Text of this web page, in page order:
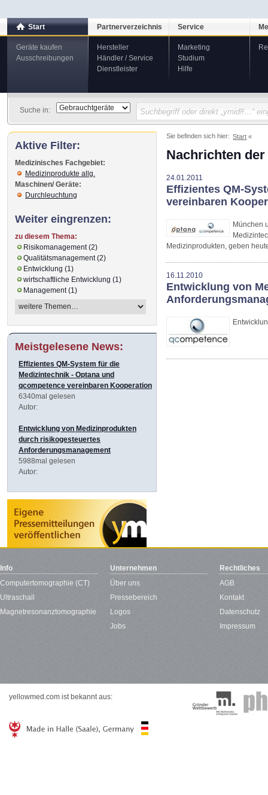
Start
Geräte kaufen
Ausschreibungen
Partnerverzeichnis
Hersteller
Händler / Service
Dienstleister
Service
Marketing
Studium
Hilfe
Suche in:
Sie befinden sich hier: Start
Nachrichten
24.01.2011
Effizientes QM-
vereinbaren
München
Medizinprodukten, geben
16.11.2010
Entwicklung von
Aktive Filter:
Medizinisches Fachgebiet:
Medizinprodukte allg.
Maschinen/ Geräte:
Durchleuchtung
Weiter eingrenzen:
zu diesem Thema:
Risikomanagement (2)
Qualitätsmanagement (2)
Entwicklung (1)
wirtschaftliche Entwicklung (1)
Management (1)
Meistgelesene News:
Effizientes QM-System für die
Medizintechnik - Optana und
qcompetence vereinbaren Kooperation
6340mal gelesen
Autor:
Entwicklung von Medizinprodukten
durch risikogesteuertes
Anforderungsmanagement
5988mal gelesen
Autor:
Info
Computertomographie (CT)
Ultraschall
Magnetresonanztomographie
Unternehmen
Über uns
Pressebereich
Logos
Jobs
Rechtliches
AGB
Kontakt
Datenschutz
Impressum
yellowmed.com ist bekannt aus: